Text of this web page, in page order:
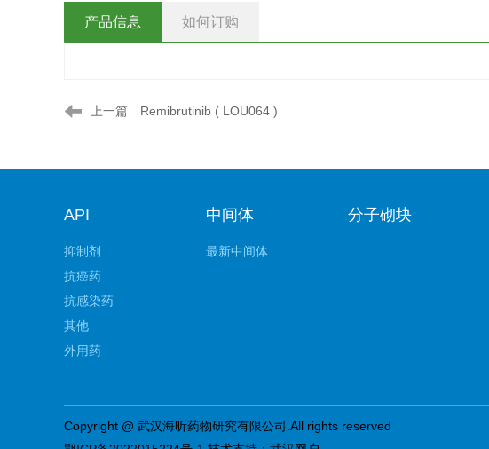
产品信息 如何订购
上一篇 Remibrutinib ( LOU064 )
API
抑制剂
抗癌药
抗感染药
其他
外用药
中间体
最新中间体
分子砌块
Copyright @ 武汉海昕药物研究有限公司.All rights reserved